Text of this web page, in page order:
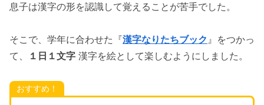
息子は漢字の形を認識して覚えることが苦手でした。
そこで、学年に合わせた『漢字なりたちブック 』をつかっ
て、
１日１文字 漢字を絵として楽しむようにしました。
おすすめ！